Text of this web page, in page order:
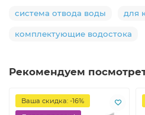
система отвода воды для
комплектующие водостока
Рекомендуем
Ваша скидка: -16%